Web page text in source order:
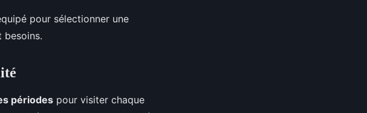
pour sélectionner une
besoins.
périodes pour visiter chaque